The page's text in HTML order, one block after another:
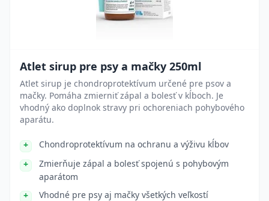
Atlet sirup pre psy a mačky 250ml
Atlet sirup je chondroprotektívum určené pre psov a
mačky. Pomáha zmierniť zápal a bolesť v kĺboch. Je
vhodný ako doplnok stravy pri ochoreniach pohybového
aparátu.
Chondroprotektívum na ochranu a výživu kĺbov
Zmierňuje zápal a bolesť spojenú s pohybovým
aparátom
Vhodné pre psy aj mačky všetkých veľkostí